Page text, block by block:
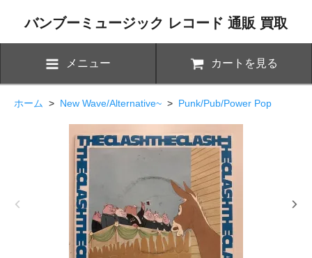
バンブーミュージック レコード 通販 買取
メニュー カートを見る
ホーム > New Wave/Alternative~ > Punk/Pub/Power Pop